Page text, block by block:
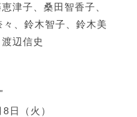
津子、桑田智香子、
、鈴木智子、鈴木美
辺信史
日（火）